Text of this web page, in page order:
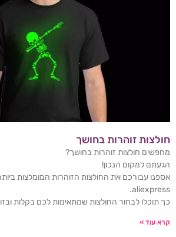
חולצות זוהרות בחושך
מחפשים חולצות זוהרות בחושך?
הגעתם למקום הנכון!
אספנו עבורכם את החולצות הזוהרות המומלצות
aliexpress.
כך תוכלו לבחור החולצות שמתאימות לכם בקלות
קרא עוד »